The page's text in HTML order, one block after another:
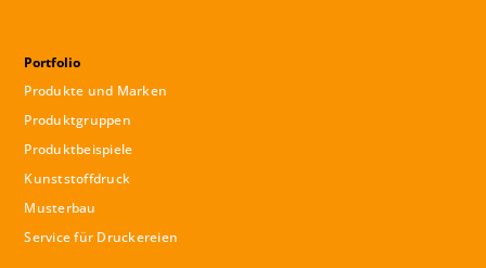
Portfolio
Produkte und Marken
Produktgruppen
Produktbeispiele
Kunststoffdruck
Musterbau
Service für Druckereien